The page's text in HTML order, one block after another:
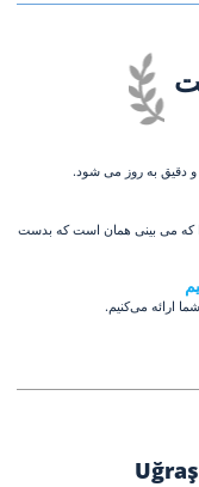
دقیق به روز می شود.
که می بینی همان است که بدست
ارائه می‌کنیم.